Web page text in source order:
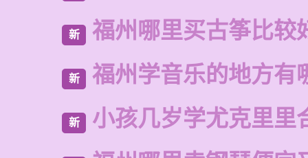
新 福州哪里买古筝比较
新 福州学音乐的地方有
新 小孩几岁学尤克里里